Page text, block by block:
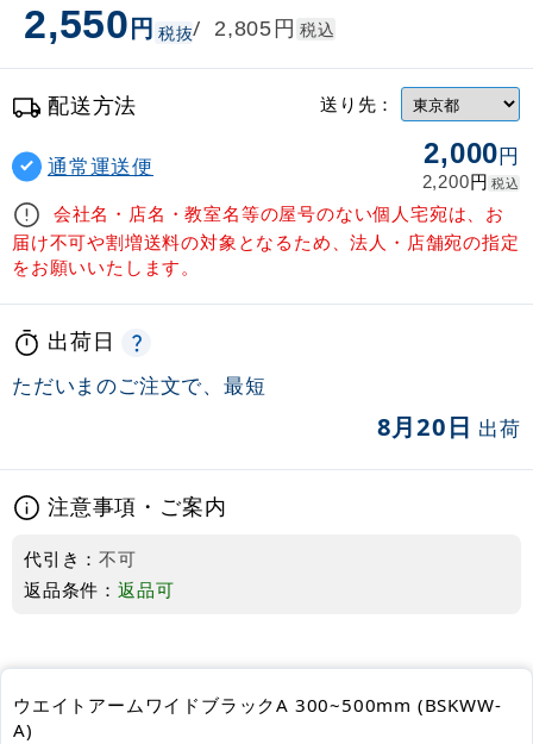
2,550円 税抜/ 2,805円 税込
配送方法 送り先：
通常運送便 2,000円
2,200円 税込
会社名・店名・教室名等の屋号のない個人宅宛は、お
届け不可や割増送料の対象となるため、法人・店舗宛の指定
をお願いいたします。
出荷日
ただいまのご注文で、最短
8月20日 出荷
注意事項・ご案内
代引き：不可
返品条件： 返品可
ウエイトアームワイドブラックA 300~500mm (BSKWW-
A)